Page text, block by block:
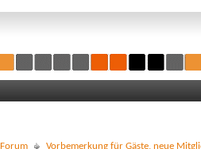
Vorbemerkung für Gäste, neue